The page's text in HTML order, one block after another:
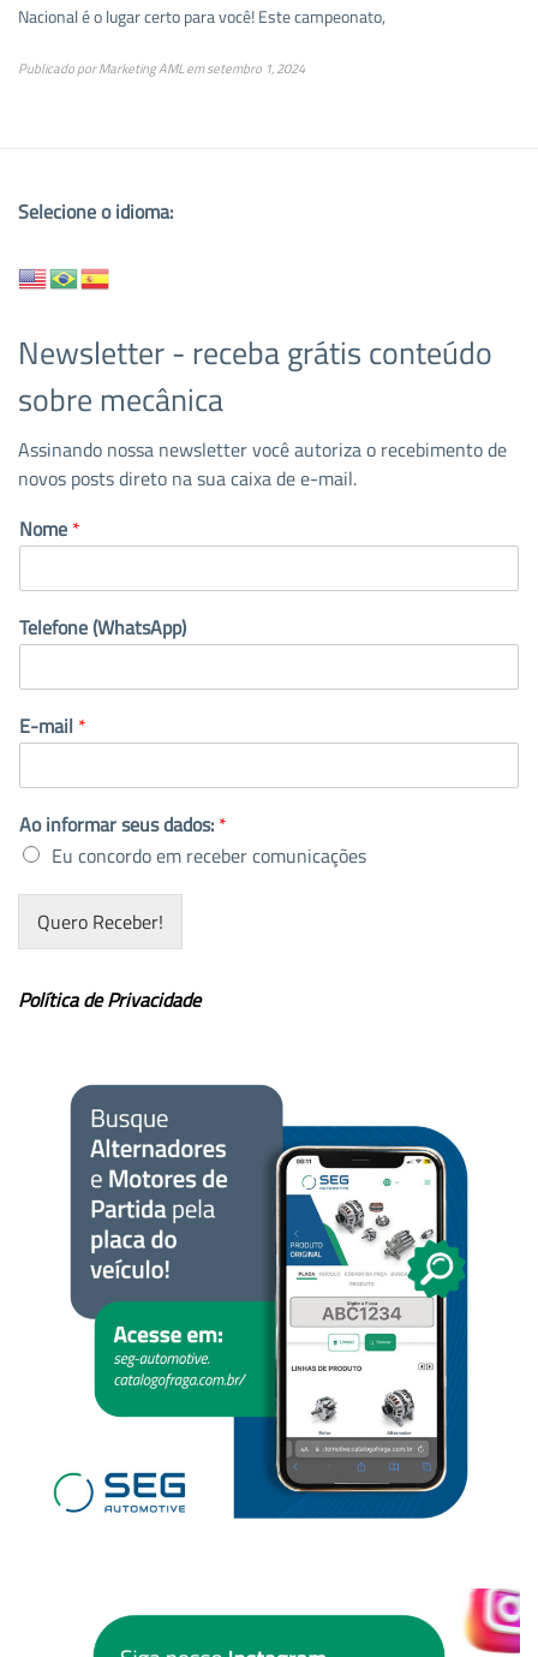
Nacional é o lugar certo para você! Este campeonato,
Publicado porMarketing AMLemsetembro 1, 2024
Selecione o idioma:
Newsletter - receba grátis conteúdo
sobre mecânica
Assinando nossa newsletter você autoriza o recebimento de
novos posts direto na sua caixa de e-mail.
Nome *
Telefone (WhatsApp)
E-mail *
Ao informar seus dados: *
Eu concordo em receber comunicações
Quero Receber!
Política de Privacidade